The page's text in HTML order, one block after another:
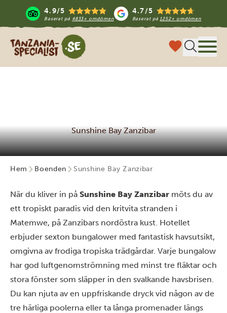
4.9/5
Baserat på 4833+ omdömen
4.7/5
Baserat på1252+ omdömen
Tanzania Specialist
Sunshine Bay Zanzibar
Hem Boenden Sunshine Bay Zanzibar
När du kliver in på Sunshine Bay Zanzibar möts du av
ett tropiskt paradis vid den kritvita stranden i
Matemwe, på Zanzibars nordöstra kust. Hotellet
erbjuder sexton bungalower med fantastisk havsutsikt,
omgivna av frodiga tropiska trädgårdar. Varje bungalow
har god luftgenomströmning med minst tre fläktar och
stora fönster som släpper in den svalkande havsbrisen.
Du kan njuta av en uppfriskande dryck vid någon av de
tre härliga poolerna eller ta långa promenader längs